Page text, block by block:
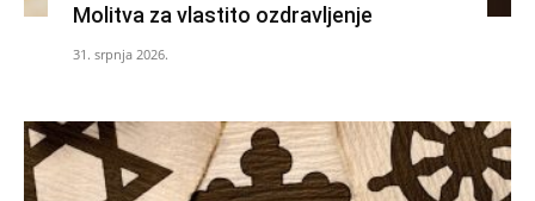
Molitva za vlastito ozdravljenje
31. srpnja 2026.